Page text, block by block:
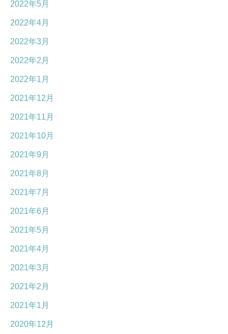
2022年5月
2022年4月
2022年3月
2022年2月
2022年1月
2021年12月
2021年11月
2021年10月
2021年9月
2021年8月
2021年7月
2021年6月
2021年5月
2021年4月
2021年3月
2021年2月
2021年1月
2020年12月